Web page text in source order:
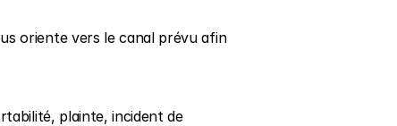
oriente vers le canal prévu afin
plainte, incident de